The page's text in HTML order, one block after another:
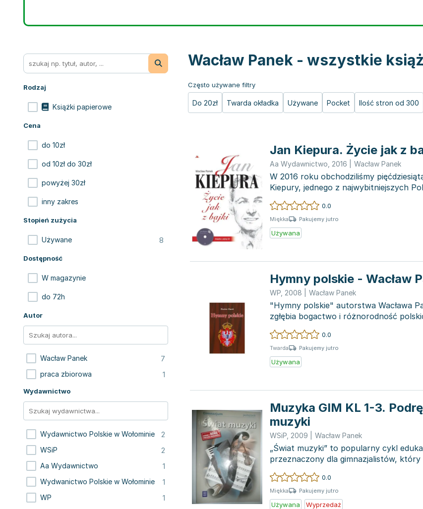
Rodzaj
Książki papierowe
Cena
do 10zł
od 10zł do 30zł
powyżej 30zł
inny zakres
Stopień zużycia
Używane 8
Dostępność
W magazynie
do 72h
Autor
Wacław Panek 7
praca zbiorowa 1
Wydawnictwo
Wydawnictwo Polskie w Wołominie 2
WSiP 2
Aa Wydawnictwo 1
Wydwanictwo Polskie w Wołominie 1
WP 1
Wacław Panek - wszystkie
Często używane filtry
Do 20zł Twarda okładka Używane Pocket Ilość stron od 300
Aa Wydawnictwo 2016 Wacław Panek
W 2016 roku obchodziliśmy
Kiepury, jednego z najwybitniejszych
sława...
0.0
Miękka Pakujemy jutro
Używana
Hymny polskie - Wacław
WP 2008 Wacław Panek
"Hymny polskie" autorstwa Wacława
zgłębia bogactwo i różnorodność
ukazuje, jak te u...
0.0
Twarda Pakujemy jutro
Używana
Muzyka GIM KL 1-3.
muzyki
WSiP 2009 Wacław Panek
„Świat muzyki” to popularny cykl
przeznaczony dla gimnazjalistów, który
wśród uc...
0.0
Miękka Pakujemy jutro
Używana Wyprzedaż